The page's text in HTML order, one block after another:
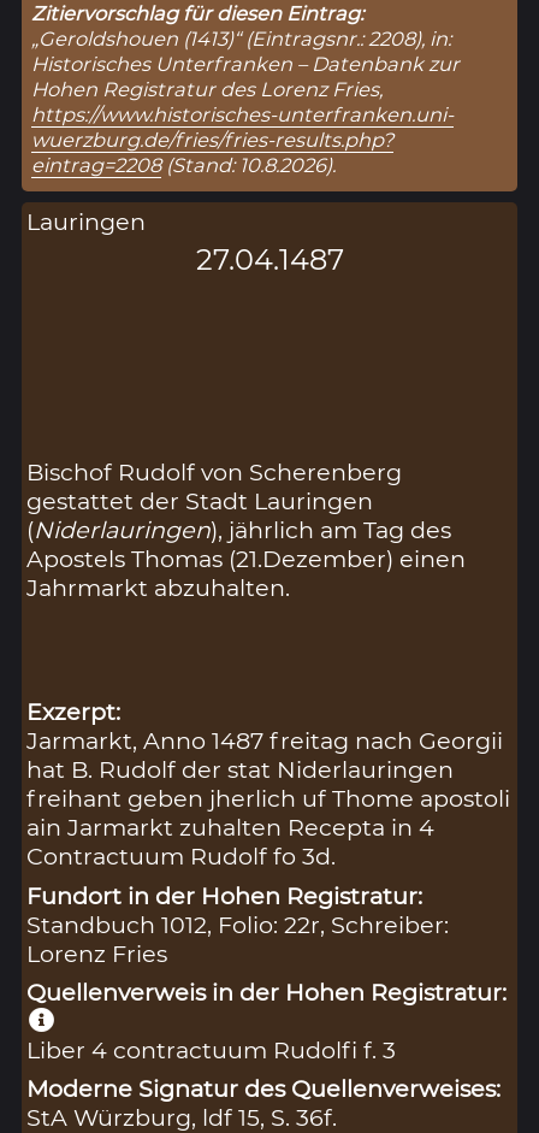
Zitiervorschlag für diesen Eintrag:
„Geroldshouen (1413)“ (Eintragsnr.: 2208), in:
Historisches Unterfranken – Datenbank zur
Hohen Registratur des Lorenz Fries,
https://www.historisches-unterfranken.uni-
wuerzburg.de/fries/fries-results.php?
eintrag=2208(Stand: 10.8.2026).
Lauringen
27.04.1487
Bischof Rudolf von Scherenberg
gestattet der Stadt Lauringen
(Niderlauringen), jährlich am Tag des
Apostels Thomas (21.Dezember) einen
Jahrmarkt abzuhalten.
Exzerpt:
Jarmarkt, Anno 1487 freitag nach Georgii
hat B. Rudolf der stat Niderlauringen
freihant geben jherlich uf Thome apostoli
ain Jarmarkt zuhalten Recepta in 4
Contractuum Rudolf fo 3d.
Fundort in der Hohen Registratur:
Standbuch 1012, Folio: 22r, Schreiber:
Lorenz Fries
Quellenverweis in der Hohen Registratur:
Liber 4 contractuum Rudolfi f. 3
Moderne Signatur des Quellenverweises:
StA Würzburg, ldf 15, S. 36f.